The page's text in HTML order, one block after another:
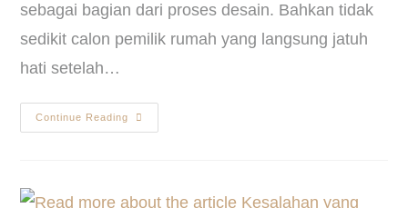
sebagai bagian dari proses desain. Bahkan tidak
sedikit calon pemilik rumah yang langsung jatuh
hati setelah…
Continue Reading